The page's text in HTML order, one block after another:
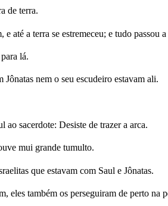
de terra.
até a terra se estremeceu; e tudo passou
lá.
nem o seu escudeiro estavam ali.
sacerdote: Desiste de trazer a arca.
mui grande tumulto.
que estavam com Saul e Jônatas.
eles também os perseguiram de perto na